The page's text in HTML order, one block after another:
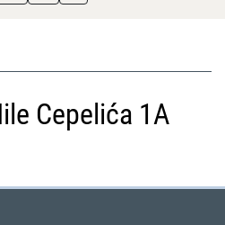
Cepelića 1A